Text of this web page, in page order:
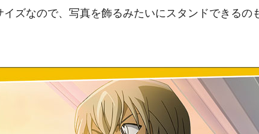
ズなので、写真を飾るみたいにスタンドできるの